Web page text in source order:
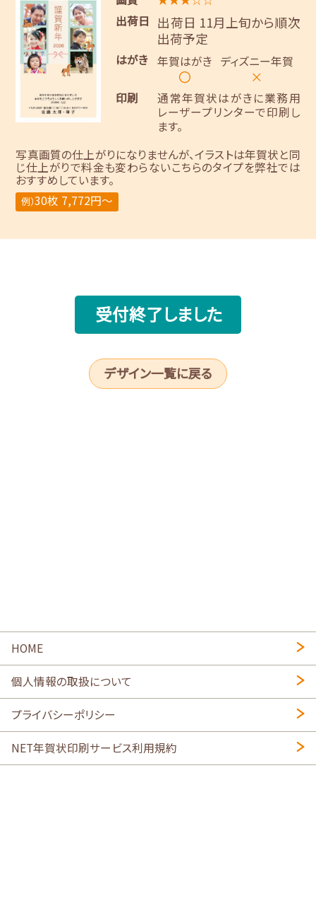
出荷日
出荷日 11月上旬から順次
出荷予定
はがき 年賀はがき
〇
ディズニー年賀
×
印刷
通常年賀状はがきに業務用
レーザープリンターで印刷し
ます。
写真画質の仕上がりになりませんが、イラストは年賀状と同
じ仕上がりで料金も変わらないこちらのタイプを弊社では
おすすめしています。
例）30枚 7,772円～
受付終了しました
デザイン一覧に戻る
HOME
個人情報の取扱について
プライバシーポリシー
NET年賀状印刷サービス利用規約